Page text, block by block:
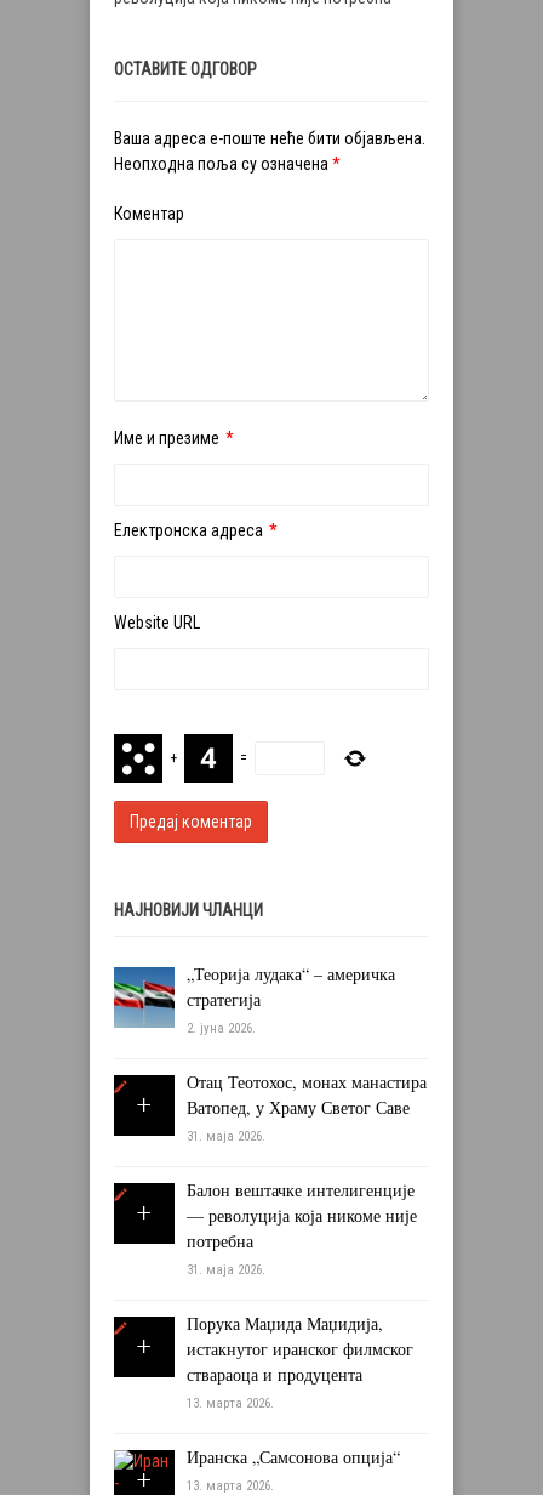
ОСТАВИТЕ ОДГОВОР
Ваша адреса е-поште неће бити објављена.
Неопходна поља су означена*
Коментар
Име и презиме *
Електронска адреса *
Website URL
+ =
НАЈНОВИЈИ ЧЛАНЦИ
„Теорија лудака“ – америчка
стратегија
2. јуна 2026.
Отац Теотохос, монах манастира
Ватопед, у Храму Светог Саве
31. маја 2026.
Балон вештачке интелигенције
— револуција која никоме није
потребна
31. маја 2026.
Порука Маџида Маџидија,
истакнутог иранског филмског
ствараоца и продуцента
13. марта 2026.
Иранска „Самсонова опција“
13. марта 2026.